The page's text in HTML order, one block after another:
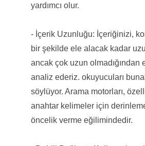
yardımcı olur.
- İçerik Uzunluğu: İçeriğinizi,
bir şekilde ele alacak kadar
ancak çok uzun olmadığından
analiz ederiz. okuyucuları
söylüyor. Arama motorları,
anahtar kelimeler için
öncelik verme eğilimindedir.